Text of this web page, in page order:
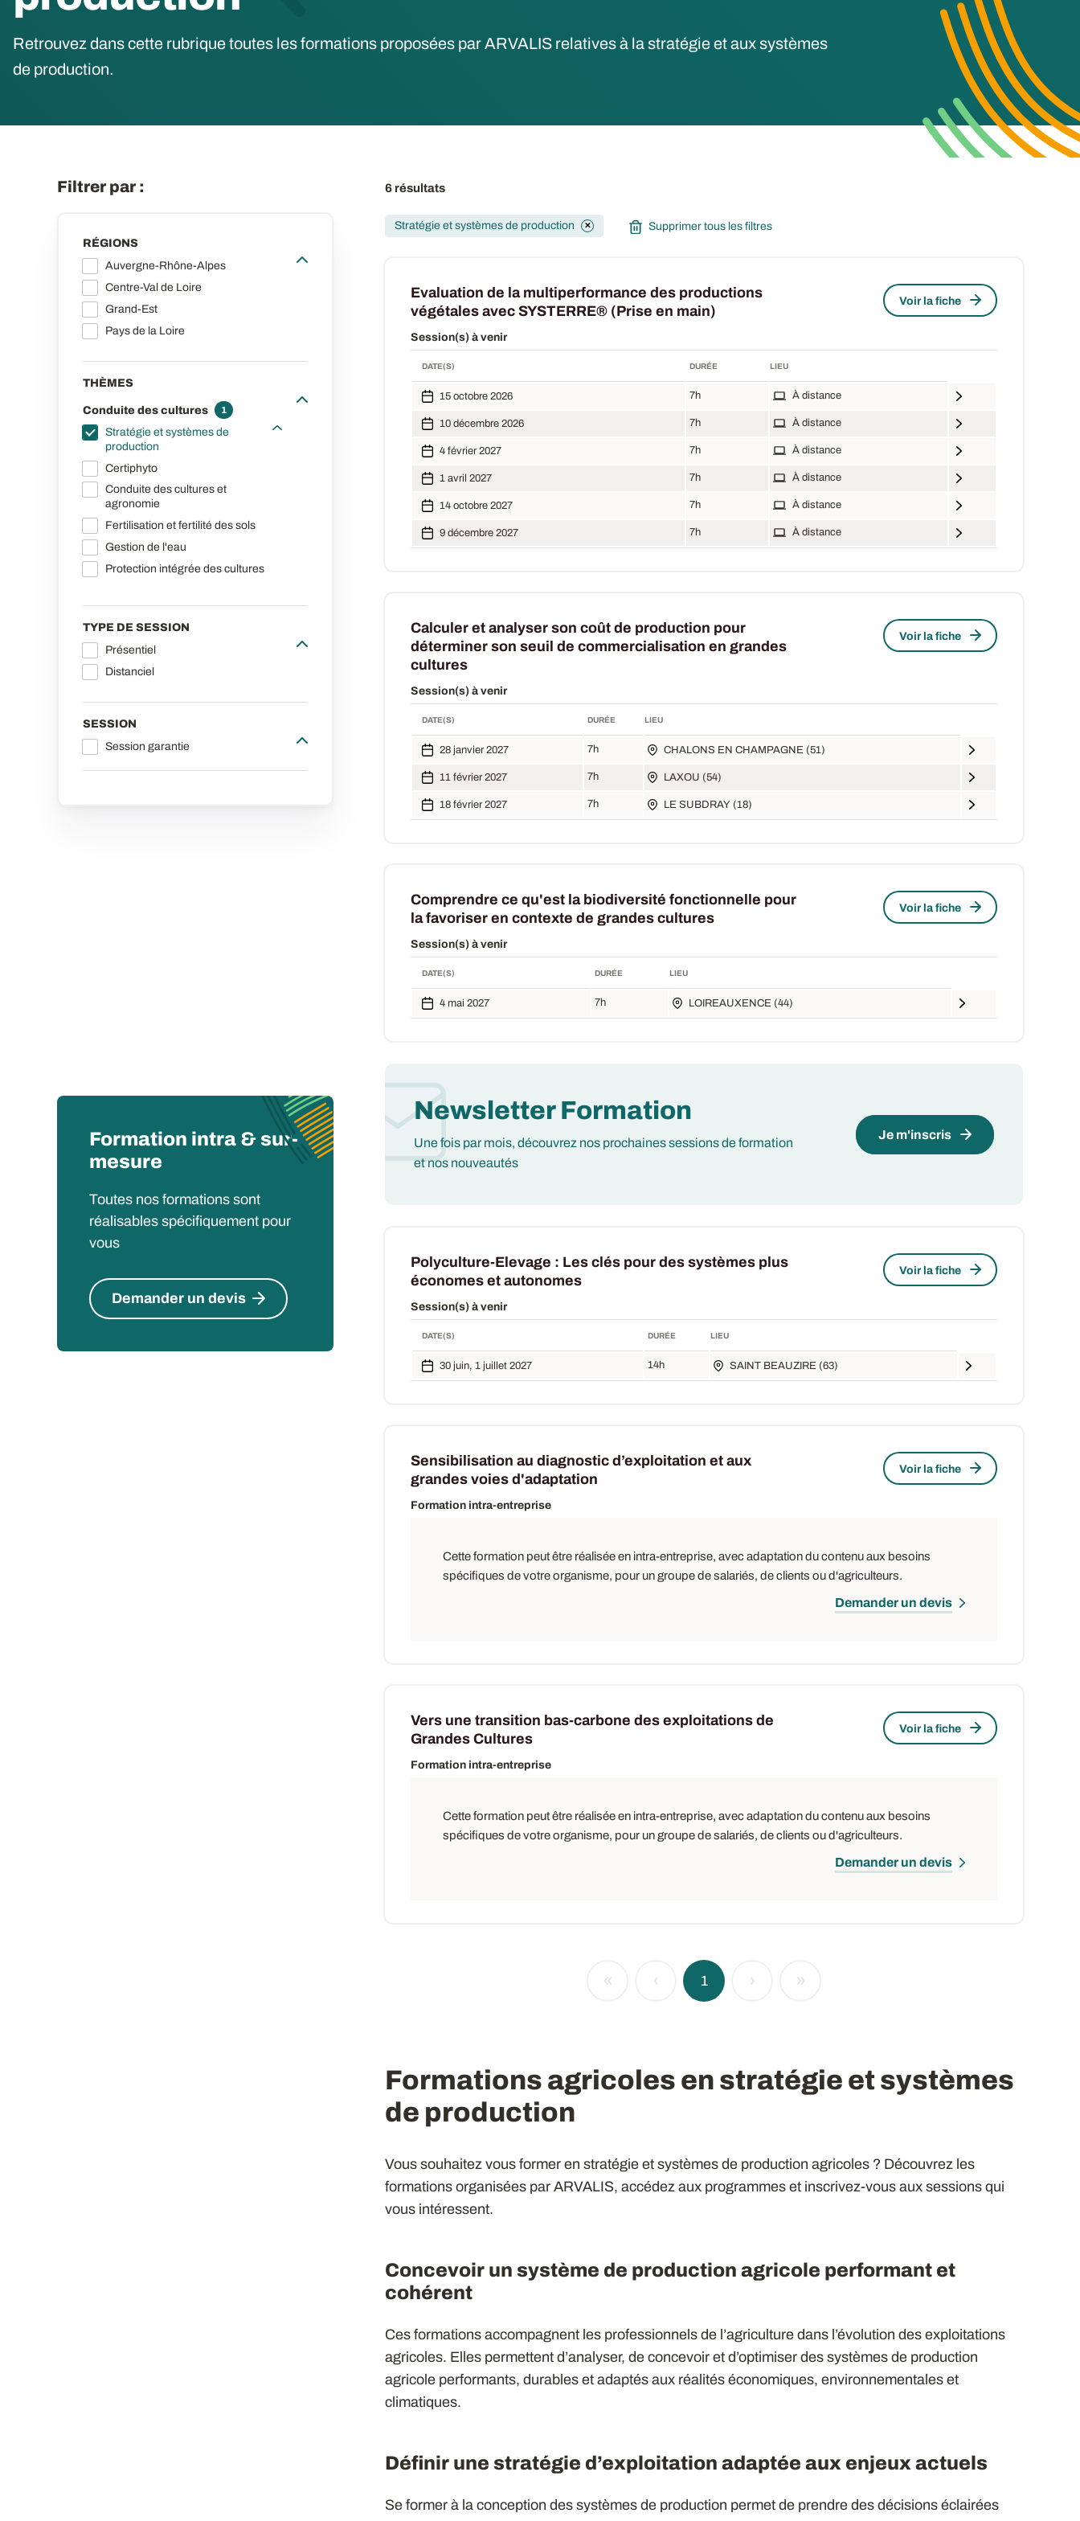
Retrouvez dans cette rubrique toutes les formations proposées par ARVALIS relatives à la stratégie et aux systèmes
de production.
Filtrer par :
RÉGIONS
Auvergne-Rhône-Alpes
Centre-Val de Loire
Grand-Est
Pays de la Loire
THÈMES
Conduite des cultures 1
Stratégie et systèmes de
production
Certiphyto
Conduite des cultures et
agronomie
Fertilisation et fertilité des sols
Gestion de l'eau
Protection intégrée des cultures
TYPE DE SESSION
Présentiel
Distanciel
SESSION
Session garantie
Formation intra & sur-
mesure
Toutes nos formations sont
réalisables spécifiquement pour
vous
Demander un devis
6 résultats
Stratégie et systèmes de production ✕ Supprimer tous les filtres
Evaluation de la multiperformance des productions
végétales avec SYSTERRE® (Prise en main)
Voir la fiche
Session(s) à venir
DATE(S) DURÉE LIEU
15 octobre 2026 7h À distance
10 décembre 2026 7h À distance
4 février 2027 7h À distance
1 avril 2027 7h À distance
14 octobre 2027 7h À distance
9 décembre 2027 7h À distance
Calculer et analyser son coût de production pour
déterminer son seuil de commercialisation en grandes
cultures
Voir la fiche
Session(s) à venir
DATE(S) DURÉE LIEU
28 janvier 2027 7h CHALONS EN CHAMPAGNE (51)
11 février 2027 7h LAXOU (54)
18 février 2027 7h LE SUBDRAY (18)
Comprendre ce qu'est la biodiversité fonctionnelle pour
la favoriser en contexte de grandes cultures
Voir la fiche
Session(s) à venir
DATE(S) DURÉE LIEU
4 mai 2027 7h LOIREAUXENCE (44)
Newsletter Formation
Une fois par mois, découvrez nos prochaines sessions de formation
et nos nouveautés
Je m'inscris
Polyculture-Elevage : Les clés pour des systèmes plus
économes et autonomes
Voir la fiche
Session(s) à venir
DATE(S) DURÉE LIEU
30 juin, 1 juillet 2027 14h SAINT BEAUZIRE (63)
Sensibilisation au diagnostic d’exploitation et aux
grandes voies d'adaptation
Voir la fiche
Formation intra-entreprise
Cette formation peut être réalisée en intra-entreprise, avec adaptation du contenu aux besoins
spécifiques de votre organisme, pour un groupe de salariés, de clients ou d'agriculteurs.
Demander un devis
Vers une transition bas-carbone des exploitations de
Grandes Cultures
Voir la fiche
Formation intra-entreprise
Cette formation peut être réalisée en intra-entreprise, avec adaptation du contenu aux besoins
spécifiques de votre organisme, pour un groupe de salariés, de clients ou d'agriculteurs.
Demander un devis
« ‹ 1 › »
Formations agricoles en stratégie et systèmes
de production
Vous souhaitez vous former en stratégie et systèmes de production agricoles ? Découvrez les
formations organisées par ARVALIS, accédez aux programmes et inscrivez-vous aux sessions qui
vous intéressent.
Concevoir un système de production agricole performant et
cohérent
Ces formations accompagnent les professionnels de l’agriculture dans l’évolution des exploitations
agricoles. Elles permettent d’analyser, de concevoir et d’optimiser des systèmes de production
agricole performants, durables et adaptés aux réalités économiques, environnementales et
climatiques.
Définir une stratégie d’exploitation adaptée aux enjeux actuels
Se former à la conception des systèmes de production permet de prendre des décisions éclairées